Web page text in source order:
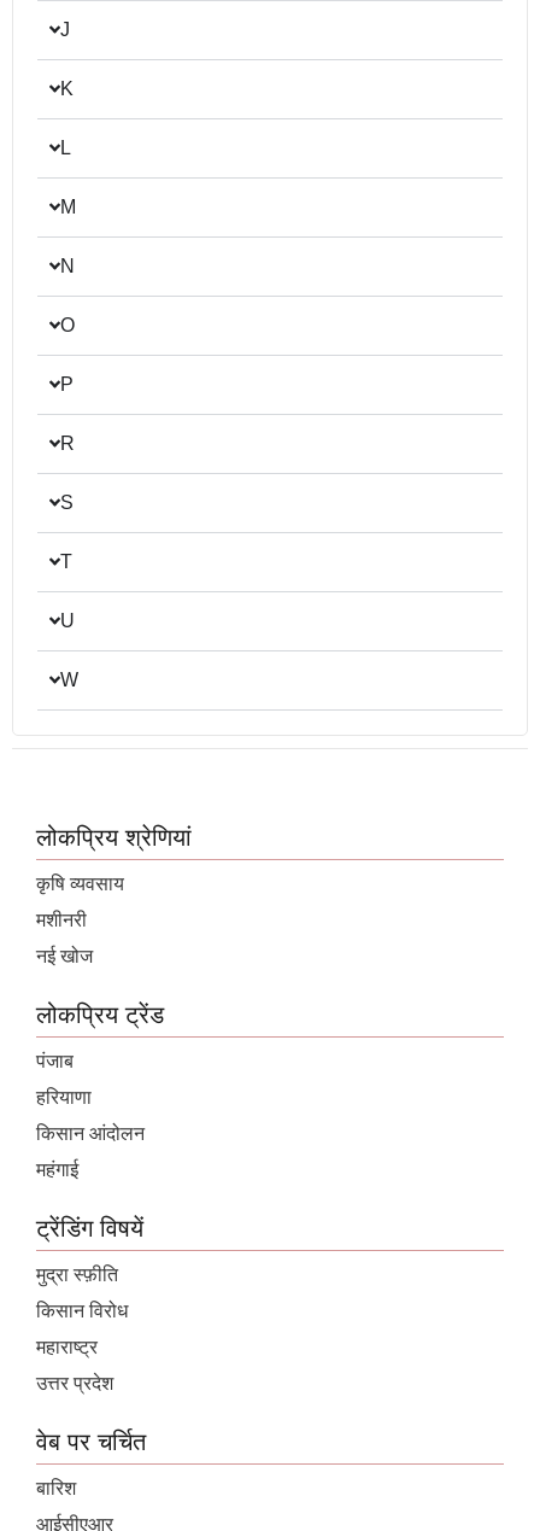
J
K
L
M
N
O
P
R
S
T
U
W
लोकप्रिय श्रेणियां
कृषि व्यवसाय
मशीनरी
नई खोज
लोकप्रिय ट्रेंड
पंजाब
हरियाणा
किसान आंदोलन
महंगाई
ट्रेंडिंग विषयें
मुद्रा स्फ़ीति
किसान विरोध
महाराष्ट्र
उत्तर प्रदेश
वेब पर चर्चित
बारिश
आईसीएआर